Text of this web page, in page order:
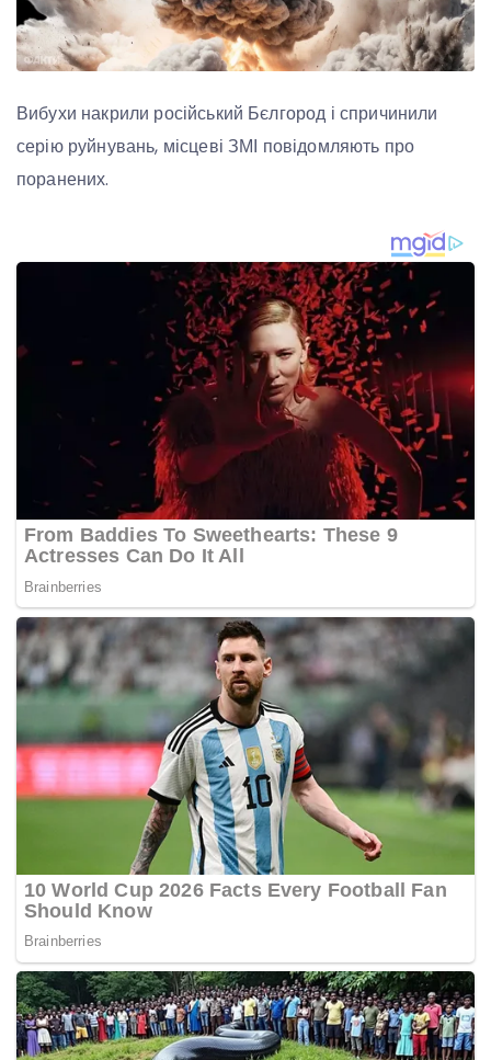
Вибухи накрили російський Бєлгород і спричинили
серію руйнувань, місцеві ЗМІ повідомляють про
поранених.